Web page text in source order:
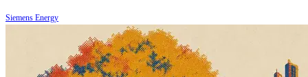
Siemens Energy